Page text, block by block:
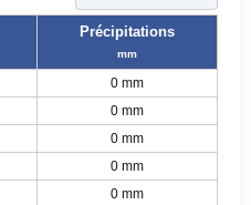
Précipitations
mm
0 mm
0 mm
0 mm
0 mm
0 mm